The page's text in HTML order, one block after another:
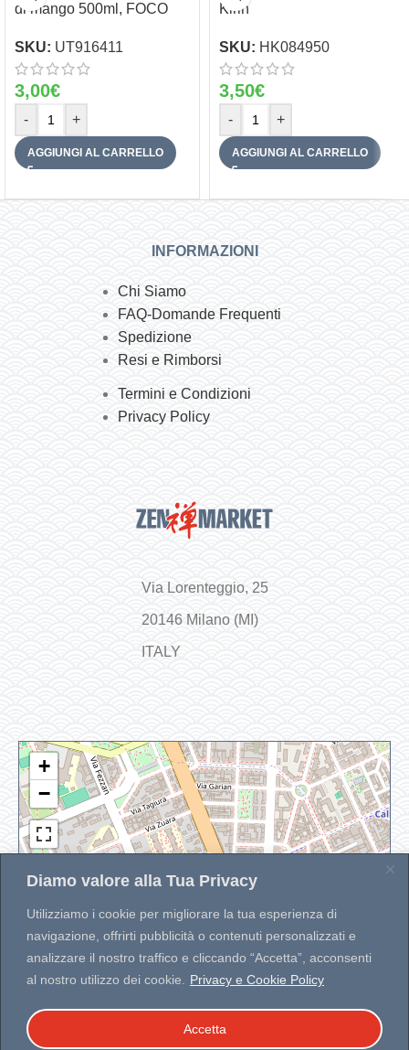
Diamo valore alla Tua Privacy
Utilizziamo i cookie per migliorare la tua esperienza di
navigazione, offrirti pubblicità o contenuti personalizzati e
analizzare il nostro traffico e cliccando “Accetta”, acconsenti
al nostro utilizzo dei cookie.
Privacy e Cookie Policy
Accetta
di mango 500ml, FOCO
SKU: UT916411
3,00€
- +
AGGIUNGI AL CARRELLO
Kirin
SKU: HK084950
3,50€
- +
AGGIUNGI AL CARRELLO
INFORMAZIONI
Chi Siamo
FAQ-Domande Frequenti
Spedizione
Resi e Rimborsi
Termini e Condizioni
Privacy Policy
Via Lorenteggio, 25
20146 Milano (MI)
ITALY
+
−